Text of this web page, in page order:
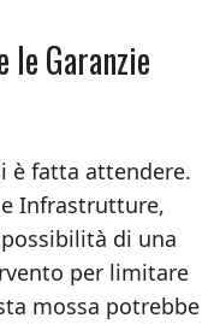
le Garanzie
è fatta attendere.
Infrastrutture,
di una
per limitare
mossa potrebbe